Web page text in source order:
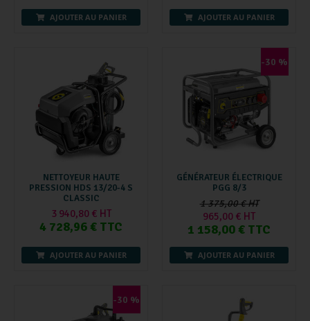
AJOUTER AU PANIER AJOUTER AU PANIER
NETTOYEUR HAUTE
PRESSION HDS 13/20-4 S
CLASSIC
3 940,80 € HT
4 728,96 € TTC
AJOUTER AU PANIER
-30 %
GÉNÉRATEUR ÉLECTRIQUE
PGG 8/3
1 375,00 € HT
965,00 € HT
1 158,00 € TTC
AJOUTER AU PANIER
-30 %